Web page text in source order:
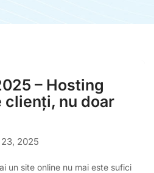
– Hosting
clienți, nu doar
2025
un site online nu mai este sufici